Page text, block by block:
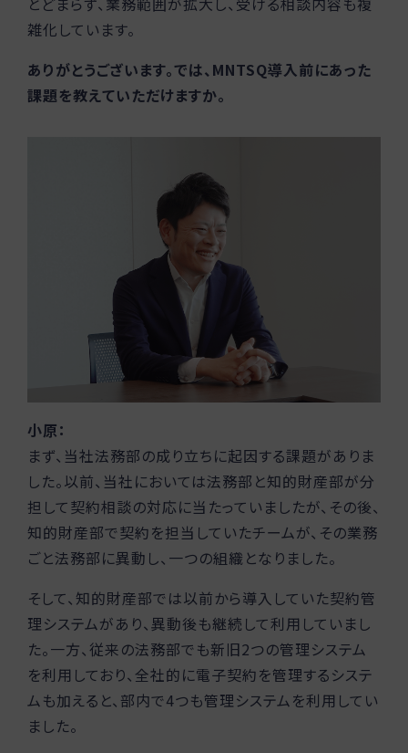
雑化しています。
ありがとうございます。では、MNTSQ導入前にあった
課題を教えていただけますか。
小原：
まず、当社法務部の成り立ちに起因する課題がありま
した。以前、当社においては法務部と知的財産部が分
担して契約相談の対応に当たっていましたが、その後、
知的財産部で契約を担当していたチームが、その業務
ごと法務部に異動し、一つの組織となりました。
そして、知的財産部では以前から導入していた契約管
理システムがあり、異動後も継続して利用していまし
た。一方、従来の法務部でも新旧2つの管理システム
を利用しており、全社的に電子契約を管理するシステ
ムも加えると、部内で4つも管理システムを利用してい
ました。